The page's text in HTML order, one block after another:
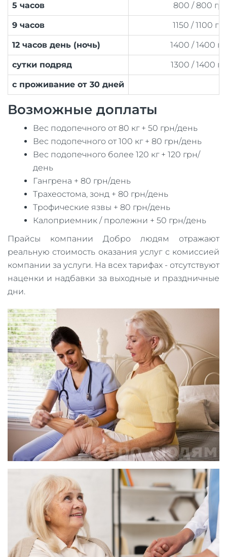
5 часов 800 / 800
9 часов 1150 / 1100
12 часов день (ночь) 1400 / 1400
сутки подряд 1300 / 1400
с проживание от 30 дней
Возможные доплаты
Вес подопечного от 80 кг + 50 грн/день
Вес подопечного от 100 кг + 80 грн/день
Вес подопечного более 120 кг + 120 грн/
день
Гангрена + 80 грн/день
Трахеостома, зонд + 80 грн/день
Трофические язвы + 80 грн/день
Калоприемник / пролежни + 50 грн/день
Прайсы компании Добро людям отражают
реальную стоимость оказания услуг с комиссией
компании за услуги. На всех тарифах - отсутствуют
наценки и надбавки за выходные и праздничные
дни.